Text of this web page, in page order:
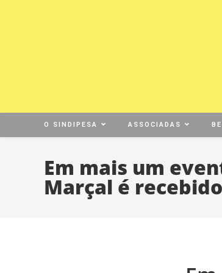
O SINDIPESA ASSOCIADAS
Em mais um
Marçal é recebido